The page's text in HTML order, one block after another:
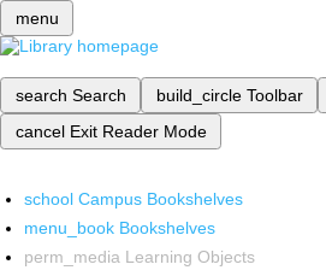
menu
search Search build_circle Toolbar
cancel Exit Reader Mode
school Campus Bookshelves
menu_book Bookshelves
perm_media Learning Objects